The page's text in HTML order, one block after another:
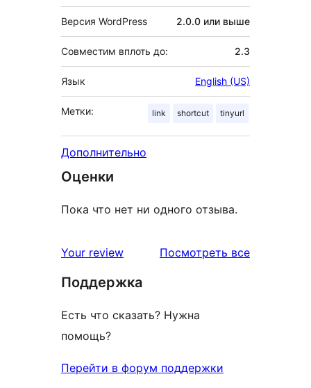
Версия WordPress 2.0.0 или выше
Совместим вплоть до: 2.3
Язык English (US)
Метки: link shortcut tinyurl
Дополнительно
Оценки
Пока что нет ни одного отзыва.
Your review Посмотреть всеотзывы
Поддержка
Есть что сказать? Нужна
помощь?
Перейти в форум поддержки